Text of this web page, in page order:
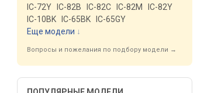
IC-72Y
IC-82B IC-82C IC-82M
IC-82Y
IC-10BK
IC-65BK
IC-65GY
Еще модели ↓
Вопросы и пожелания по подбору модели →